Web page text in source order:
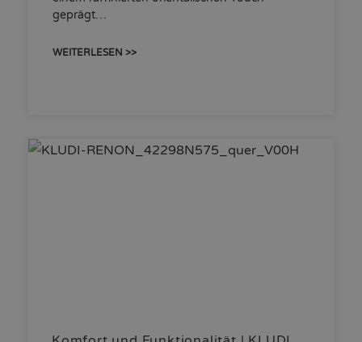
geprägt…
WEITERLESEN >>